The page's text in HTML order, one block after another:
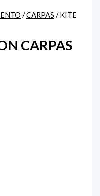
/CARPAS / KITE
CARPAS